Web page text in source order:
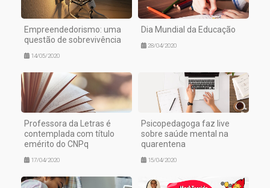
Empreendedorismo: uma
questão de sobrevivência
14/05/2020
Dia Mundial da Educação
28/04/2020
Professora da Letras é
contemplada com título
emérito do CNPq
17/04/2020
Psicopedagoga faz live
sobre saúde mental na
quarentena
15/04/2020